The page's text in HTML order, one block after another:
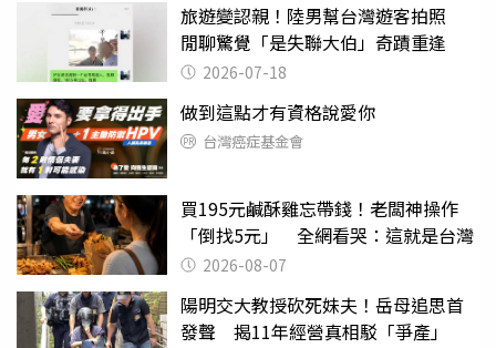
旅遊變認親！陸男幫台灣遊客拍照
閒聊驚覺「是失聯大伯」奇蹟重逢
2026-07-18
做到這點才有資格說愛你
台灣癌症基金會
買195元鹹酥雞忘帶錢！老闆神操作
「倒找5元」 全網看哭：這就是台灣
2026-08-07
陽明交大教授砍死妹夫！岳母追思首
發聲 揭11年經營真相駁「爭產」